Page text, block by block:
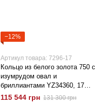
−12%
Артикул товара: 7296-17
Кольцо из белого золота 750 с
изумрудом овал и
бриллиантами YZ34360, 17
размер
115 544 грн 131 300 грн